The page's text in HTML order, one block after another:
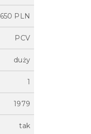
650 PLN
PCV
duży
1
1979
tak